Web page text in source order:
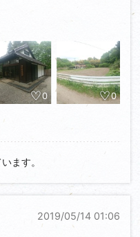
の一部で発掘調査が
終了し、掘削部を埋
確認したい方は御早め
したけれど、説明会等
垣(規模的に石積の表現
散見されます。
丸南側、八幡神社か
自然に転がる(置かれ
に注目です。
なった事…。
こ迄、浅い部分の地層
しょうか？
じだったので…。
桜の時期は避けるこ
ないのが、これからの
6月中旬〜7中旬は来
て、今年は6/15〜
けた方が無難でしょ
案内を(10枚制限、
0 0
ます。
2019/05/14 01:06